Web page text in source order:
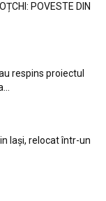
POVESTE DIN
respins proiectul
Iași, relocat într-un